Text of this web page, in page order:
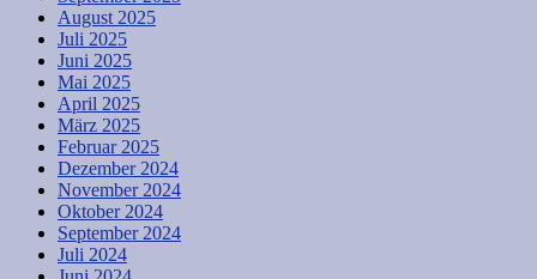
August 2025
Juli 2025
Juni 2025
Mai 2025
April 2025
März 2025
Februar 2025
Dezember 2024
November 2024
Oktober 2024
September 2024
Juli 2024